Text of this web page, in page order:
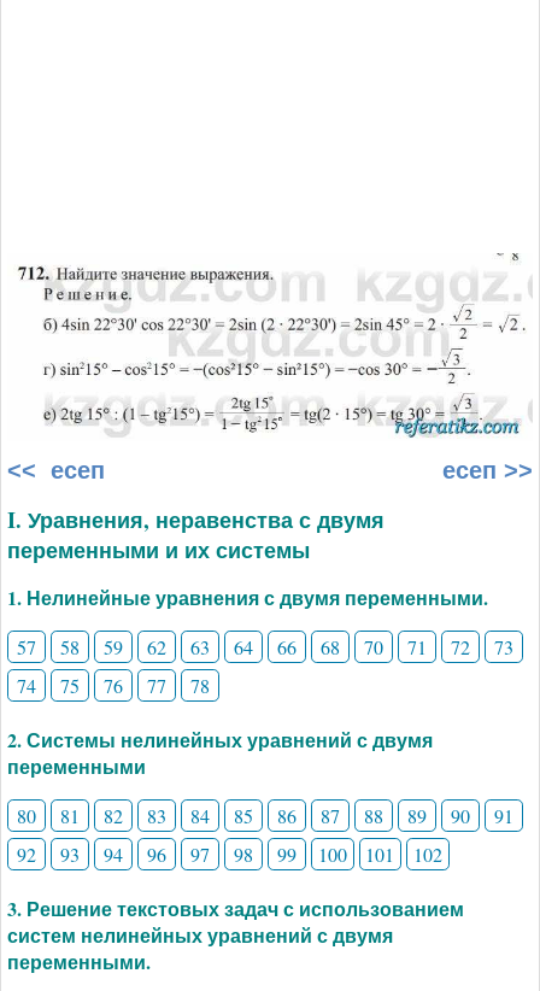
<< есеп есеп >>
I. Уравнения, неравенства с двумя
переменными и их системы
1. Нелинейные уравнения с двумя переменными.
57 58 59 62 63 64 66 68 70 71 72
73
74
75 76 77 78
2. Системы нелинейных уравнений с двумя
переменными
80 81 82 83 84 85 86 87 88 89 90
91
92
93 94 96 97 98 99 100 101 102
3. Решение текстовых задач с использованием
систем нелинейных уравнений с двумя
переменными.